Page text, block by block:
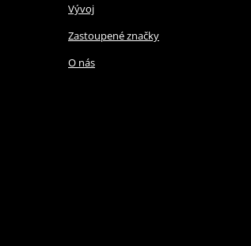
Vývoj
Zastoupené značky
O nás